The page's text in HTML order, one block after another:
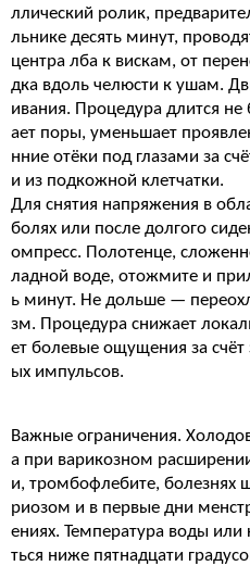
ллический ролик,
льнике десять минут,
центра лба к вискам, от
дка вдоль челюсти к ушам.
ивания. Процедура длится
ает поры, уменьшает
нние отёки под глазами за
и из подкожной клетчатки.
Для снятия напряжения в
болях или после долгого
омпресс. Полотенце,
ладной воде, отожмите и
ь минут. Не дольше —
зм. Процедура снижает
ет болевые ощущения за
ых импульсов.
Важные ограничения.
а при варикозном
и, тромбофлебите, болезнях
риозом и в первые дни
ениях. Температура воды
ться ниже пятнадцати